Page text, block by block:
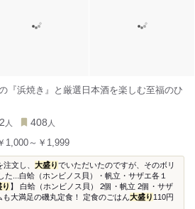
『浜焼き』と厳選日本酒を楽しむ至福のひ
人 408 人
1,000～￥1,999
文し、 大盛りでいただいたのですが、そのボリ
た...白蛤（ホンビノス貝）・帆立・サザエ各１
り 】 白蛤（ホンビノス貝） 2個・帆立 2個・サザ
大満足の磯丸定食！ 定食のごはん大盛り 110円